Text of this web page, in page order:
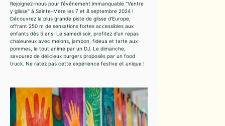
Rejoignez-nous pour l'événement immanquable "Ventre
y glisse" à Sainte-Mère les 7 et 8 septembre 2024 !
Découvrez la plus grande piste de glisse d'Europe,
offrant 250 m de sensations fortes accessibles aux
enfants dès 5 ans. Le samedi soir, profitez d'un repas
chaleureux avec melons, jambon, fideua et tarte aux
pommes, le tout animé par un DJ. Le dimanche,
savourez de délicieux burgers proposés par un food
truck. Ne ratez pas cette expérience festive et unique !